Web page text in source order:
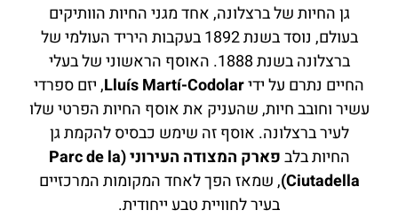
גן החיות של ברצלונה, אחד מגני החיות הוותיקים
בעולם, נוסד בשנת 1892 בעקבות היריד העולמי של
ברצלונה בשנת 1888. האוסף הראשוני של בעלי
החיים נתרם על ידיLluís Martí-Codolar, יזם ספרדי
עשיר וחובב חיות, שהעניק את אוסף החיות הפרטי שלו
לעיר ברצלונה. אוסף זה שימש כבסיס להקמת גן
החיות בלב
פארק המצודה העירוני (Parc de la
Ciutadella) , שמאז הפך לאחד המקומות המרכזיים
בעיר לחוויית טבע ייחודית.